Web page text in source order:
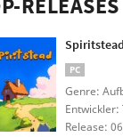
RELEASES
Spiritstead
PC
Genre:
Entwickler:
Release: